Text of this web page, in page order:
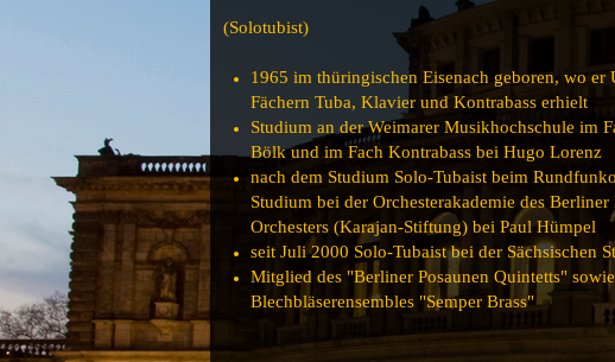
(Solotubist)
1965 im thüringischen Eisenach geboren, wo er
Fächern Tuba, Klavier und Kontrabass erhielt
Studium an der Weimarer Musikhochschule im
Bölk und im Fach Kontrabass bei Hugo Lorenz
nach dem Studium Solo-Tubaist beim
Studium bei der Orchesterakademie des
Orchesters (Karajan-Stiftung) bei Paul Hümpel
seit Juli 2000 Solo-Tubaist bei der Sächsischen
Mitglied des "Berliner Posaunen Quintetts"
Blechbläserensembles "Semper Brass"